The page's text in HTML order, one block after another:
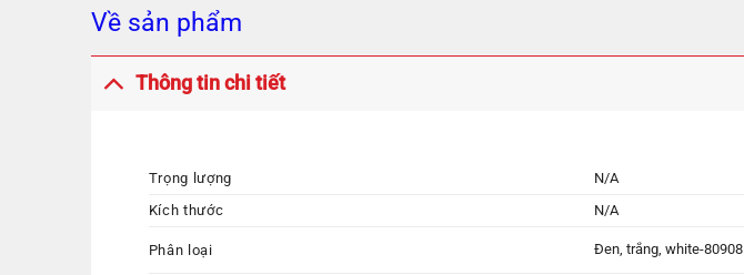
Về sản phẩm
Thông tin chi tiết
Trọng lượng
N/A
Kích thước
N/A
Phân loại Đen, trắng, white-80908